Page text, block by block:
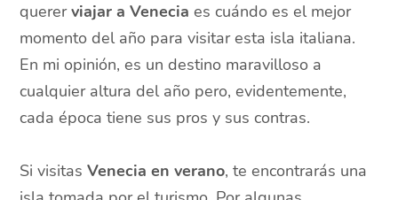
quererviajar a Veneciaes cuándo es el mejor
momento del año para visitar esta isla italiana.
En mi opinión, es un destino maravilloso a
cualquier altura del año pero, evidentemente,
cada época tiene sus pros y sus contras.
Si visitas Venecia en verano, te encontrarás una